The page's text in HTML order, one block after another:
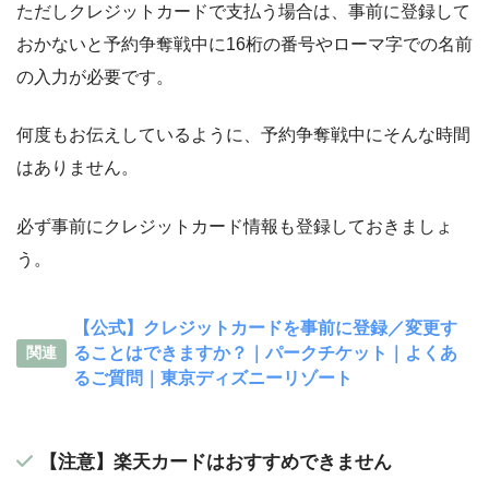
ただしクレジットカードで支払う場合は、事前に登録して
おかないと予約争奪戦中に16桁の番号やローマ字での名前
の入力が必要です。
何度もお伝えしているように、予約争奪戦中にそんな時間
はありません。
必ず事前にクレジットカード情報も登録しておきましょ
う。
【公式】クレジットカードを事前に登録／変更す
ることはできますか？｜パークチケット｜よくあ
るご質問｜東京ディズニーリゾート
【注意】楽天カードはおすすめできません